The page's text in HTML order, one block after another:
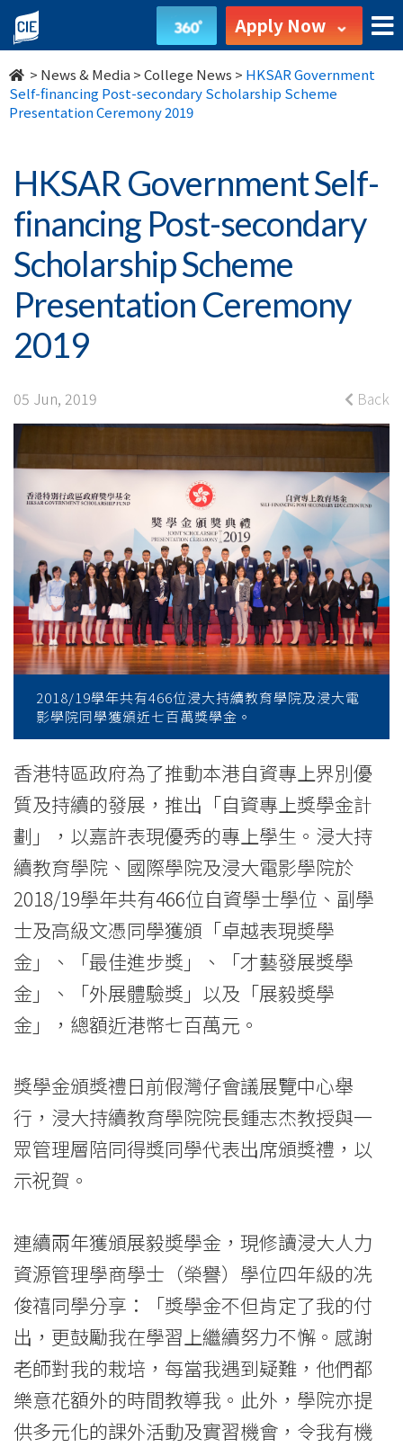
HKSAR
Government
Self-
Post-
secondary
Scholarship
Scheme
Presentation
Ceremony
2019
College
News
College
of
International
Education
Hong
Kong
Baptist
University
Apply Now
> News & Media >College News > HKSAR Government
Self-financing Post-secondary Scholarship Scheme
Presentation Ceremony 2019
HKSAR Government Self-
financing Post-secondary
Scholarship Scheme
Presentation Ceremony
2019
05 Jun, 2019 Back
2018/19學年共有466位浸大持續教育學院及浸大電
影學院同學獲頒近七百萬獎學金。
香港特區政府為了推動本港自資專上界別優
質及持續的發展，推出「自資專上獎學金計
劃」，以嘉許表現優秀的專上學生。浸大持
續教育學院、國際學院及浸大電影學院於
2018/19學年共有466位自資學士學位、副學
士及高級文憑同學獲頒「卓越表現奬學
金」、「最佳進步獎」、「才藝發展獎學
金」、「外展體驗獎」以及「展毅奬學
金」，總額近港幣七百萬元。
獎學金頒獎禮日前假灣仔會議展覽中心舉
行，浸大持續教育學院院長鍾志杰教授與一
眾管理層陪同得獎同學代表出席頒獎禮，以
示祝賀。
連續兩年獲頒展毅奬學金，現修讀浸大人力
資源管理學商學士（榮譽）學位四年級的冼
俊禧同學分享：「獎學金不但肯定了我的付
出，更鼓勵我在學習上繼續努力不懈。感謝
老師對我的栽培，每當我遇到疑難，他們都
樂意花額外的時間教導我。此外，學院亦提
供多元化的課外活動及實習機會，令我有機